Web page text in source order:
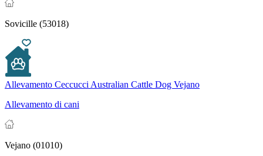
Sovicille (53018)
Allevamento Ceccucci Australian Cattle Dog Vejano
Allevamento di cani
Vejano (01010)